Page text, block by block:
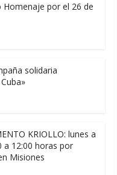
Homenaje por el 26 de
solidaria
KRIOLLO: lunes a
a 12:00 horas por
Misiones